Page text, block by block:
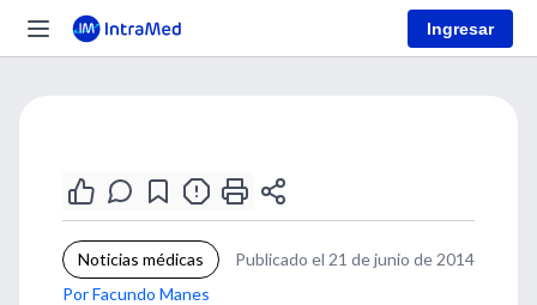
Ingresar
Noticias médicas
Publicado el 21 de junio de 2014
Por Facundo Manes